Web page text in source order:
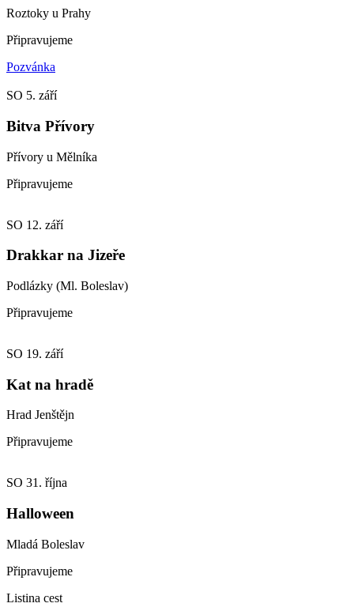
Roztoky u Prahy
Připravujeme
Pozvánka
SO 5. září
Bitva Přívory
Přívory u Mělníka
Připravujeme
SO 12. září
Drakkar na Jizeře
Podlázky (Ml. Boleslav)
Připravujeme
SO 19. září
Kat na hradě
Hrad Jenštějn
Připravujeme
SO 31. října
Halloween
Mladá Boleslav
Připravujeme
Listina cest